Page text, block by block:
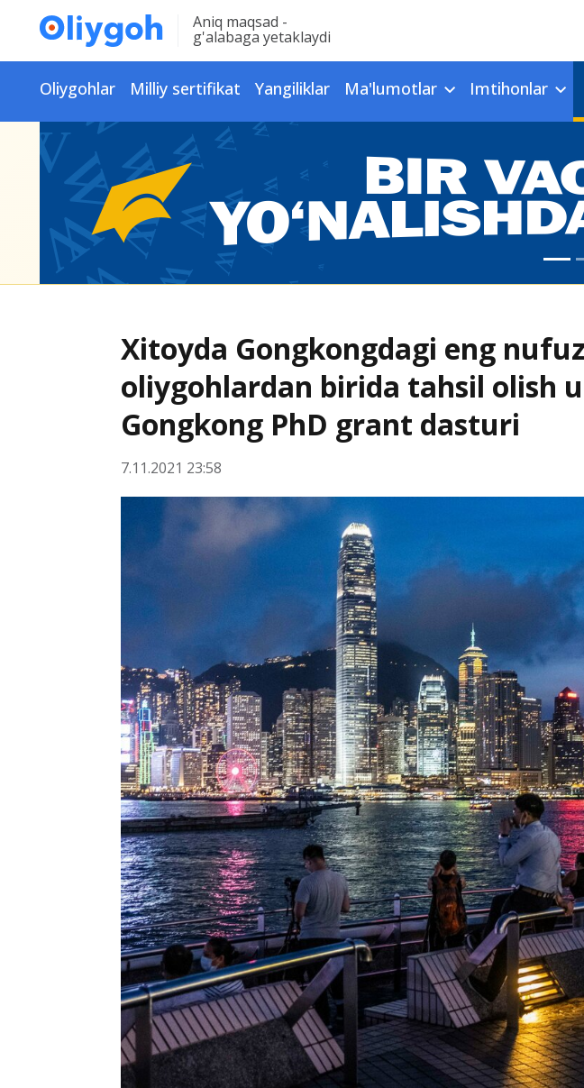
Aniq maqsad -
g'alabaga yetaklaydi
Oliygohlar Milliy sertifikat Yangiliklar Ma'lumotlar Imtihonlar
Xitoyda Gongkongdagi eng
oliygohlardan birida tahsil olish
Gongkong PhD grant dasturi
7.11.2021 23:58